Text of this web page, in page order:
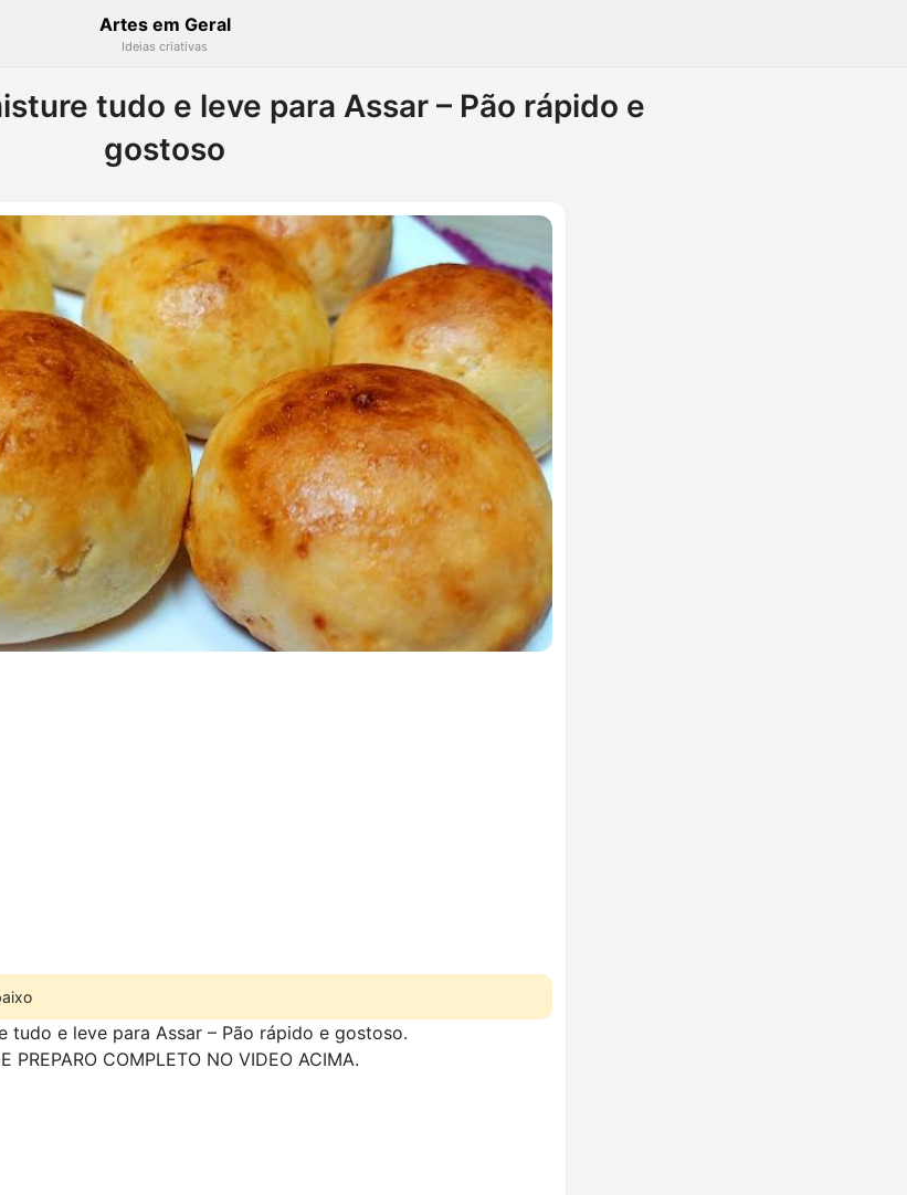
Artes em Geral
Ideias criativas
tudo e leve para Assar – Pão rápido e
gostoso
tudo e leve para Assar – Pão rápido e gostoso.
PREPARO COMPLETO NO VIDEO ACIMA.